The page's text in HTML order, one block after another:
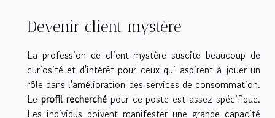
Devenir client mystère
La profession de client mystère suscite beaucoup de
curiosité et d'intérêt pour ceux qui aspirent à jouer un
rôle dans l'amélioration des services de consommation.
Le profil recherchépour ce poste est assez spécifique.
Les individus doivent manifester une grande capacité